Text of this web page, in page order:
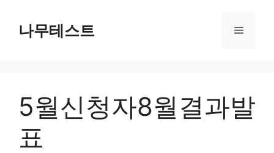
나무테스트 메
5월신청자8월결과발
표